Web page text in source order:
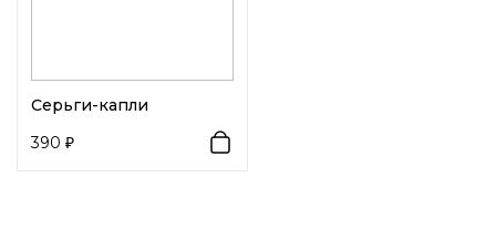
Серьги-капли
390